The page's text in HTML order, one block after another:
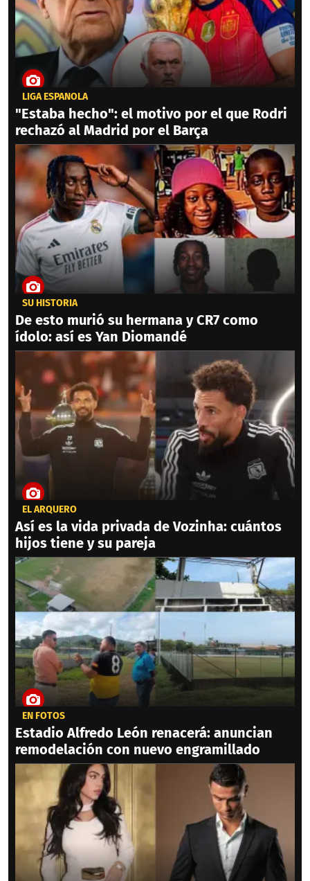
LIGA ESPAÑOLA
"Estaba hecho": el motivo por el que Rodri
rechazó al Madrid por el Barça
SU HISTORIA
De esto murió su hermana y CR7 como
ídolo: así es Yan Diomandé
EL ARQUERO
Así es la vida privada de Vozinha: cuántos
hijos tiene y su pareja
EN FOTOS
Estadio Alfredo León renacerá: anuncian
remodelación con nuevo engramillado